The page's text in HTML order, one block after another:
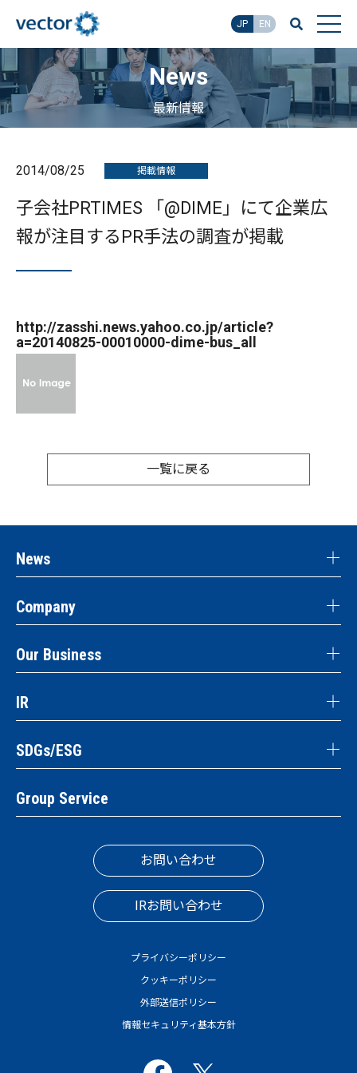
JP EN
News
最新情報
2014/08/25 掲載情報
子会社PRTIMES 「@DIME」にて企業広
報が注目するPR手法の調査が掲載
http://zasshi.news.yahoo.co.jp/article?
a=20140825-00010000-dime-bus_all
一覧に戻る
News
Company
Our Business
IR
SDGs/ESG
Group Service
お問い合わせ
IRお問い合わせ
プライバシーポリシー
クッキーポリシー
外部送信ポリシー
情報セキュリティ基本方針